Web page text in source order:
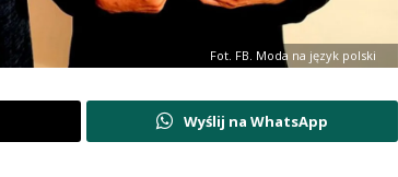
Fot. FB. Moda na język polski
Wyślij na WhatsApp